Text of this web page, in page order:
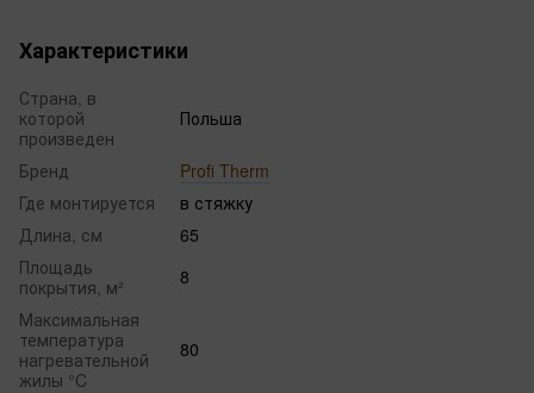
Характеристики
Страна, в
которой
произведен
Польша
Бренд
Profi Therm
Где монтируется
в стяжку
Длина, см
65
Площадь
покрытия, м²
8
Максимальная
температура
нагревательной
жилы °C
80